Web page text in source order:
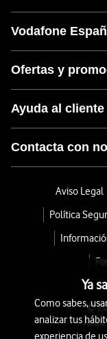
Vodafone
Ofertas y
Ayuda al cliente
Contacta con
Aviso Legal
Política
©
Ya
Como sabes,
analizar tus
experiencia de